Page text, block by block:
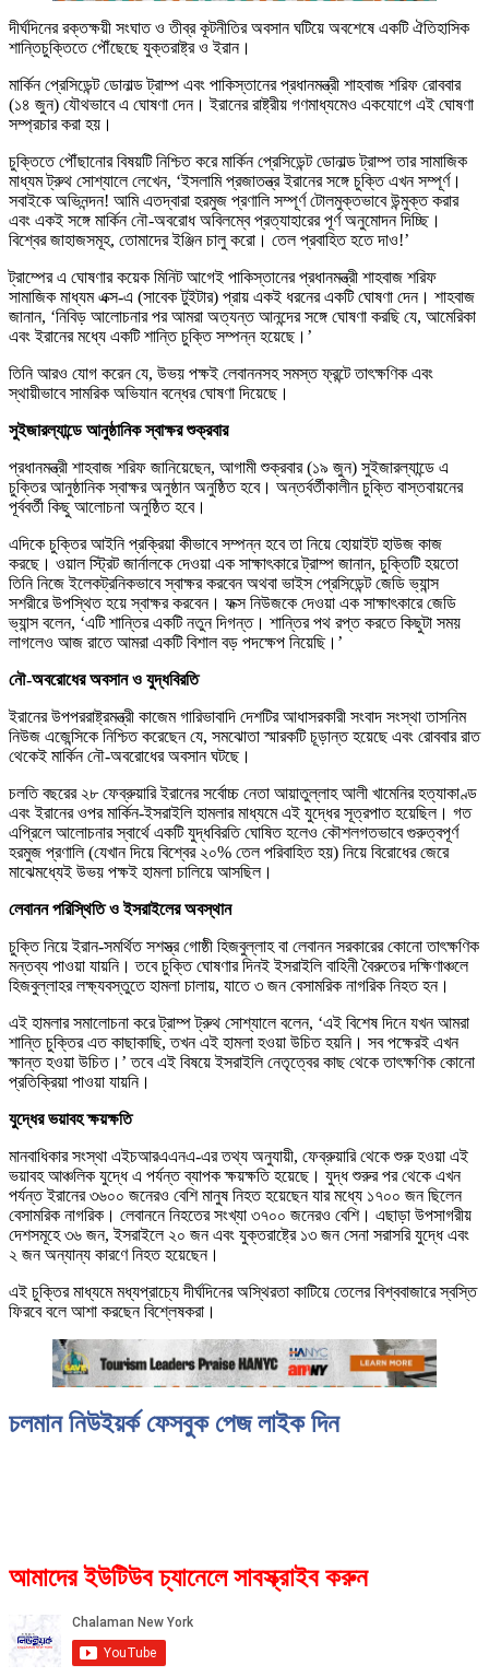
দীর্ঘদিনের রক্তক্ষয়ী সংঘাত ও তীব্র কূটনীতির অবসান ঘটিয়ে অবশেষে একটি ঐতিহাসিক
শান্তিচুক্তিতে পৌঁছেছে যুক্তরাষ্ট্র ও ইরান।
মার্কিন প্রেসিডেন্ট ডোনাল্ড ট্রাম্প এবং পাকিস্তানের প্রধানমন্ত্রী শাহবাজ শরিফ রোববার
(১৪ জুন) যৌথভাবে এ ঘোষণা দেন। ইরানের রাষ্ট্রীয় গণমাধ্যমেও একযোগে এই ঘোষণা
সম্প্রচার করা হয়।
চুক্তিতে পৌঁছানোর বিষয়টি নিশ্চিত করে মার্কিন প্রেসিডেন্ট ডোনাল্ড ট্রাম্প তার সামাজিক
মাধ্যম ট্রুথ সোশ্যালে লেখেন, ‘ইসলামি প্রজাতন্ত্র ইরানের সঙ্গে চুক্তি এখন সম্পূর্ণ।
সবাইকে অভিনন্দন! আমি এতদ্বারা হরমুজ প্রণালি সম্পূর্ণ টোলমুক্তভাবে উন্মুক্ত করার
এবং একই সঙ্গে মার্কিন নৌ-অবরোধ অবিলম্বে প্রত্যাহারের পূর্ণ অনুমোদন দিচ্ছি।
বিশ্বের জাহাজসমূহ, তোমাদের ইঞ্জিন চালু করো। তেল প্রবাহিত হতে দাও!’
ট্রাম্পের এ ঘোষণার কয়েক মিনিট আগেই পাকিস্তানের প্রধানমন্ত্রী শাহবাজ শরিফ
সামাজিক মাধ্যম এক্স-এ (সাবেক টুইটার) প্রায় একই ধরনের একটি ঘোষণা দেন। শাহবাজ
জানান, ‘নিবিড় আলোচনার পর আমরা অত্যন্ত আনন্দের সঙ্গে ঘোষণা করছি যে, আমেরিকা
এবং ইরানের মধ্যে একটি শান্তি চুক্তি সম্পন্ন হয়েছে।’
তিনি আরও যোগ করেন যে, উভয় পক্ষই লেবাননসহ সমস্ত ফ্রন্টে তাৎক্ষণিক এবং
স্থায়ীভাবে সামরিক অভিযান বন্ধের ঘোষণা দিয়েছে।
সুইজারল্যান্ডে আনুষ্ঠানিক স্বাক্ষর শুক্রবার
প্রধানমন্ত্রী শাহবাজ শরিফ জানিয়েছেন, আগামী শুক্রবার (১৯ জুন) সুইজারল্যান্ডে এ
চুক্তির আনুষ্ঠানিক স্বাক্ষর অনুষ্ঠান অনুষ্ঠিত হবে। অন্তর্বর্তীকালীন চুক্তি বাস্তবায়নের
পূর্ববর্তী কিছু আলোচনা অনুষ্ঠিত হবে।
এদিকে চুক্তির আইনি প্রক্রিয়া কীভাবে সম্পন্ন হবে তা নিয়ে হোয়াইট হাউজ কাজ
করছে। ওয়াল স্ট্রিট জার্নালকে দেওয়া এক সাক্ষাৎকারে ট্রাম্প জানান, চুক্তিটি হয়তো
তিনি নিজে ইলেকট্রনিকভাবে স্বাক্ষর করবেন অথবা ভাইস প্রেসিডেন্ট জেডি ভ্যান্স
সশরীরে উপস্থিত হয়ে স্বাক্ষর করবেন। ফক্স নিউজকে দেওয়া এক সাক্ষাৎকারে জেডি
ভ্যান্স বলেন, ‘এটি শান্তির একটি নতুন দিগন্ত। শান্তির পথ রপ্ত করতে কিছুটা সময়
লাগলেও আজ রাতে আমরা একটি বিশাল বড় পদক্ষেপ নিয়েছি।’
নৌ-অবরোধের অবসান ও যুদ্ধবিরতি
ইরানের উপপররাষ্ট্রমন্ত্রী কাজেম গারিভাবাদি দেশটির আধাসরকারী সংবাদ সংস্থা তাসনিম
নিউজ এজেন্সিকে নিশ্চিত করেছেন যে, সমঝোতা স্মারকটি চূড়ান্ত হয়েছে এবং রোববার রাত
থেকেই মার্কিন নৌ-অবরোধের অবসান ঘটছে।
চলতি বছরের ২৮ ফেব্রুয়ারি ইরানের সর্বোচ্চ নেতা আয়াতুল্লাহ আলী খামেনির হত্যাকাণ্ড
এবং ইরানের ওপর মার্কিন-ইসরাইলি হামলার মাধ্যমে এই যুদ্ধের সূত্রপাত হয়েছিল। গত
এপ্রিলে আলোচনার স্বার্থে একটি যুদ্ধবিরতি ঘোষিত হলেও কৌশলগতভাবে গুরুত্বপূর্ণ
হরমুজ প্রণালি (যেখান দিয়ে বিশ্বের ২০% তেল পরিবাহিত হয়) নিয়ে বিরোধের জেরে
মাঝেমধ্যেই উভয় পক্ষই হামলা চালিয়ে আসছিল।
লেবানন পরিস্থিতি ও ইসরাইলের অবস্থান
চুক্তি নিয়ে ইরান-সমর্থিত সশস্ত্র গোষ্ঠী হিজবুল্লাহ বা লেবানন সরকারের কোনো তাৎক্ষণিক
মন্তব্য পাওয়া যায়নি। তবে চুক্তি ঘোষণার দিনই ইসরাইলি বাহিনী বৈরুতের দক্ষিণাঞ্চলে
হিজবুল্লাহর লক্ষ্যবস্তুতে হামলা চালায়, যাতে ৩ জন বেসামরিক নাগরিক নিহত হন।
এই হামলার সমালোচনা করে ট্রাম্প ট্রুথ সোশ্যালে বলেন, ‘এই বিশেষ দিনে যখন আমরা
শান্তি চুক্তির এত কাছাকাছি, তখন এই হামলা হওয়া উচিত হয়নি। সব পক্ষেরই এখন
ক্ষান্ত হওয়া উচিত।’ তবে এই বিষয়ে ইসরাইলি নেতৃত্বের কাছ থেকে তাৎক্ষণিক কোনো
প্রতিক্রিয়া পাওয়া যায়নি।
যুদ্ধের ভয়াবহ ক্ষয়ক্ষতি
মানবাধিকার সংস্থা এইচআরএএনএ-এর তথ্য অনুযায়ী, ফেব্রুয়ারি থেকে শুরু হওয়া এই
ভয়াবহ আঞ্চলিক যুদ্ধে এ পর্যন্ত ব্যাপক ক্ষয়ক্ষতি হয়েছে। যুদ্ধ শুরুর পর থেকে এখন
পর্যন্ত ইরানের ৩৬০০ জনেরও বেশি মানুষ নিহত হয়েছেন যার মধ্যে ১৭০০ জন ছিলেন
বেসামরিক নাগরিক। লেবাননে নিহতের সংখ্যা ৩৭০০ জনেরও বেশি। এছাড়া উপসাগরীয়
দেশসমূহে ৩৬ জন, ইসরাইলে ২০ জন এবং যুক্তরাষ্ট্রে ১৩ জন সেনা সরাসরি যুদ্ধে এবং
২ জন অন্যান্য কারণে নিহত হয়েছেন।
এই চুক্তির মাধ্যমে মধ্যপ্রাচ্যে দীর্ঘদিনের অস্থিরতা কাটিয়ে তেলের বিশ্ববাজারে স্বস্তি
ফিরবে বলে আশা করছেন বিশ্লেষকরা।
চলমান নিউইয়র্ক ফেসবুক পেজ লাইক দিন
আমাদের ইউটিউব চ্যানেলে সাবস্ক্রাইব করুন